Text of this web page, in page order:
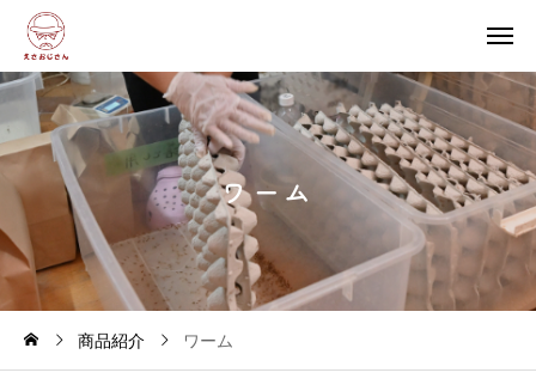
ワーム
商品紹介 ワーム